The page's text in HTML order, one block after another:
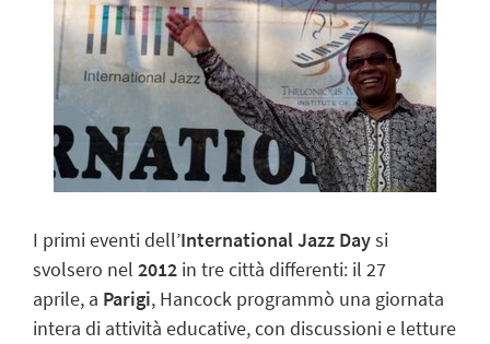
I primi eventi dell’International Jazz Daysi
svolsero nel 2012 in tre città differenti: il 27
aprile, a Parigi, Hancock programmò una giornata
intera di attività educative, con discussioni e letture